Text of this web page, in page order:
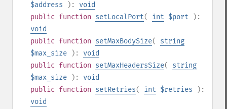
$address
): void
public function setLocalPort( int $port
):
void
public function setMaxBodySize(
string
$max_size
): void
public function setMaxHeadersSize(
string
$max_size
): void
public function setRetries( int $retries
):
void